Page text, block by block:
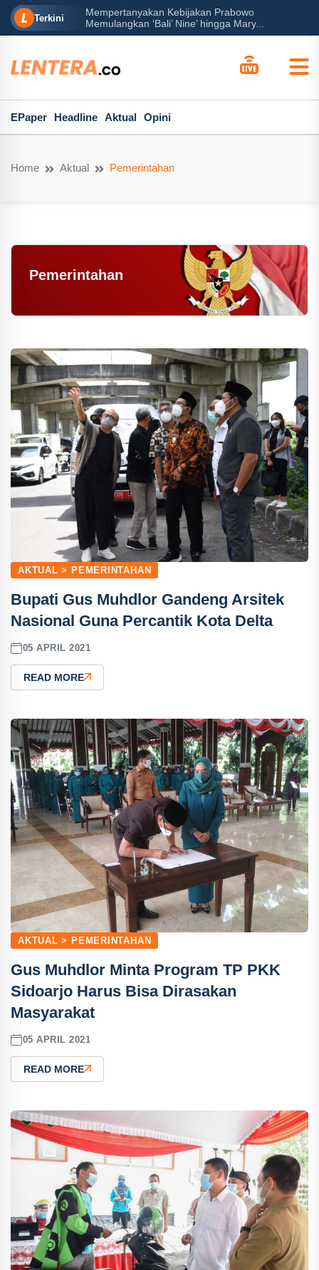
TerkiniMempertanyakan Kebijakan Prabowo
Memulangkan ‘Bali’ Nine’ hingga Mary...
EPaper Headline Aktual Opini
Home Aktual Pemerintahan
Pemerintahan
AKTUAL > PEMERINTAHAN
Bupati Gus Muhdlor Gandeng Arsitek
Nasional Guna Percantik Kota Delta
05 APRIL 2021
READ MORE
AKTUAL > PEMERINTAHAN
Gus Muhdlor Minta Program TP PKK
Sidoarjo Harus Bisa Dirasakan
Masyarakat
05 APRIL 2021
READ MORE